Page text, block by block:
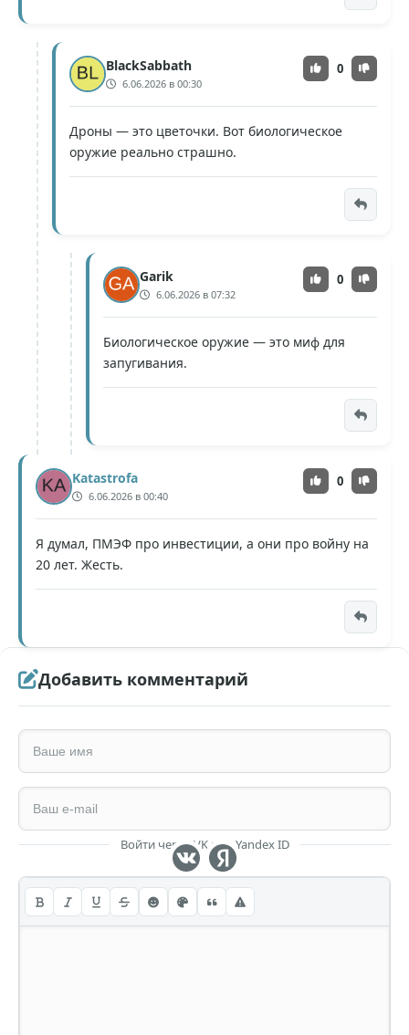
BlackSabbath
6.06.2026 в 00:30
0
Дроны — это цветочки. Вот биологическое
оружие реально страшно.
Garik
6.06.2026 в 07:32
0
Биологическое оружие — это миф для
запугивания.
Katastrofa
6.06.2026 в 00:40
0
Я думал, ПМЭФ про инвестиции, а они про войну на
20 лет. Жесть.
Добавить комментарий
Войти через VK или Yandex ID